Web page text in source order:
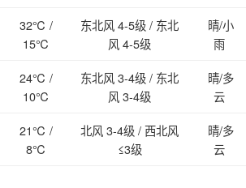
32℃ /
15℃
东北风 4-5级 / 东北
风 4-5级
晴/小
雨
24℃ /
10℃
东北风 3-4级 / 东北
风 3-4级
晴/多
云
21℃ /
8℃
北风 3-4级 / 西北风
≤3级
晴/多
云